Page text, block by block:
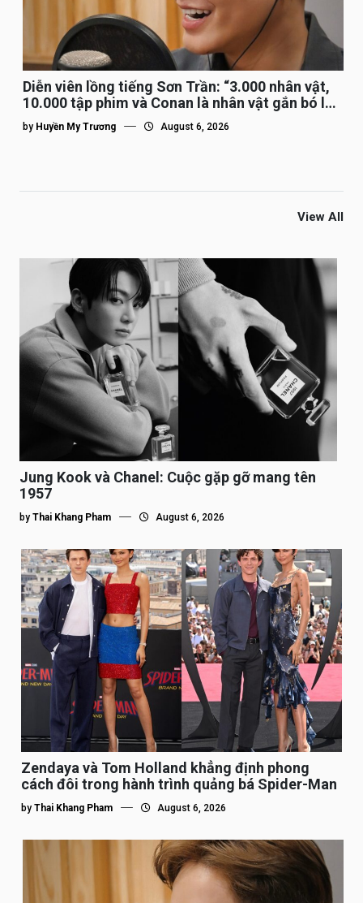
Diễn viên lồng tiếng Sơn Trần: “3.000 nhân vật,
10.000 tập phim và Conan là nhân vật gắn bó lâu
nhất”
by Huyền My Trương August 6, 2026
View All
Jung Kook và Chanel: Cuộc gặp gỡ mang tên
1957
by Thai Khang Pham August 6, 2026
Zendaya và Tom Holland khẳng định phong
cách đôi trong hành trình quảng bá Spider-Man
by Thai Khang Pham August 6, 2026